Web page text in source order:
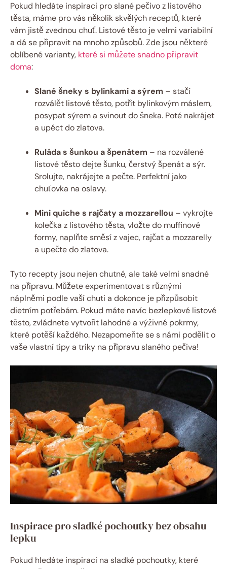
Pokud hledáte inspiraci pro slané pečivo z listového
těsta, máme pro vás několik skvělých receptů, které
vám jistě zvednou chuť. Listové těsto je velmi variabilní
a dá se připravit na mnoho způsobů. Zde jsou některé
oblíbené varianty, které si můžete snadno připravit
doma:
Slané šneky s bylinkami a sýrem – stačí
rozválět listové těsto, potřít bylinkovým máslem,
posypat sýrem a svinout do šneka. Poté nakrájet
a upéct do zlatova.
Ruláda s šunkou a špenátem – na rozválené
listové těsto dejte šunku, čerstvý špenát a sýr.
Srolujte, nakrájejte a pečte. Perfektní jako
chuťovka na oslavy.
Mini quiche s rajčaty a mozzarellou – vykrojte
kolečka z listového těsta, vložte do muffinové
formy, naplňte směsí z vajec, rajčat a mozzarelly
a upečte do zlatova.
Tyto recepty jsou nejen chutné, ale také velmi snadné
na přípravu. Můžete experimentovat s různými
náplněmi podle vaší chuti a dokonce je přizpůsobit
dietním potřebám. Pokud máte navíc bezlepkové listové
těsto, zvládnete vytvořit lahodné a výživné pokrmy,
které potěší každého. Nezapomeňte se s námi podělit o
vaše vlastní tipy a triky na přípravu slaného pečiva!
Inspirace pro sladké pochoutky bez obsahu
lepku
Pokud hledáte inspiraci na sladké pochoutky, které